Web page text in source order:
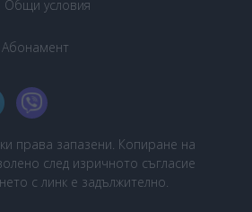
Общи условия
Абонамент
права запазени. Копиране на
след изричното съгласие
с линк е задължително.